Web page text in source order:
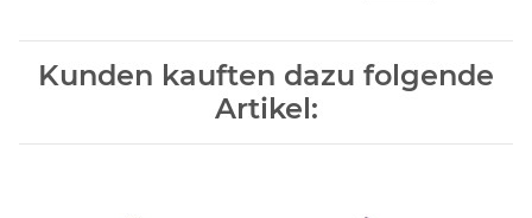
Kunden kauften dazu folgende
Artikel: